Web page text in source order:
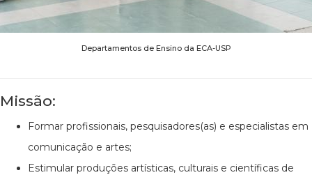
Departamentos de Ensino da ECA-USP
Missão:
Formar profissionais, pesquisadores(as) e especialistas em
comunicação e artes;
Estimular produções artísticas, culturais e científicas de